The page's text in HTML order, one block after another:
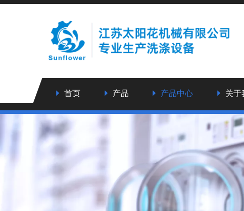
首页 产品 产品中心 关于